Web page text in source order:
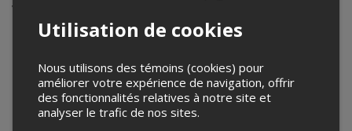
Votre recherche n'a retourné aucun résultat.
Utilisation de cookies
Nous utilisons des témoins (cookies) pour
améliorer votre expérience de navigation, offrir
des fonctionnalités relatives à notre site et
analyser le trafic de nos sites.